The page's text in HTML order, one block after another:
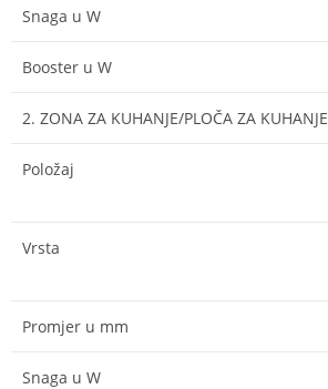
Snaga u W
Booster u W
2. ZONA ZA KUHANJE/PLOČA ZA KUHANJE
Položaj
Vrsta
Promjer u mm
Snaga u W